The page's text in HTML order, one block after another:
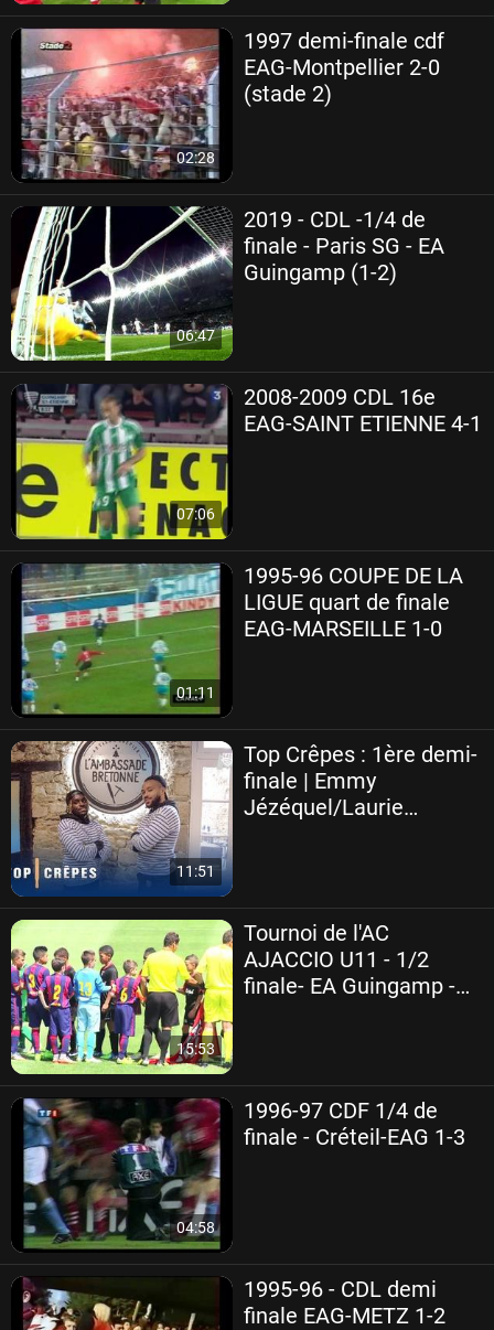
02:28
1997 demi-finale cdf
EAG-Montpellier 2-0
(stade 2)
06:47
2019 - CDL -1/4 de
finale - Paris SG - EA
Guingamp (1-2)
07:06
2008-2009 CDL 16e
EAG-SAINT ETIENNE 4-1
01:11
1995-96 COUPE DE LA
LIGUE quart de finale
EAG-MARSEILLE 1-0
11:51
Top Crêpes : 1ère demi-
finale | Emmy
Jézéquel/Laurie
15:53
Tournoi de l'AC
AJACCIO U11 - 1/2
finale- EA Guingamp -
04:58
1996-97 CDF 1/4 de
finale - Créteil-EAG 1-3
1995-96 - CDL demi
finale EAG-METZ 1-2